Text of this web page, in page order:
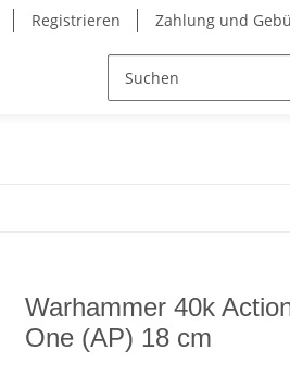
Registrieren Zahlung und
Warhammer 40k
One (AP) 18 cm